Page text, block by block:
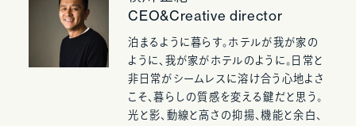
CEO&Creative director
泊まるように暮らす。ホテルが我が家の
ように、我が家がホテルのように。日常と
非日常がシームレスに溶け合う心地よさ
こそ、暮らしの質感を変える鍵だと思う。
光と影、動線と高さの抑揚、機能と余白、